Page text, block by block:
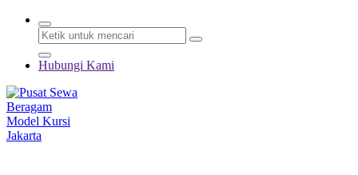
Hubungi Kami